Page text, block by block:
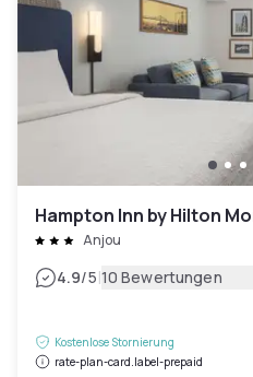
Hampton Inn by Hilton
Anjou
4.9/5|10 Bewertungen
Kostenlose Stornierung
rate-plan-card.label-prepaid